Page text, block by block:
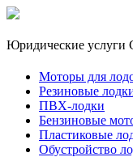
Юридические услуги
Моторы для
Резиновые
ПВХ-лодки
Бензиновые
Пластиковые
Обустройство